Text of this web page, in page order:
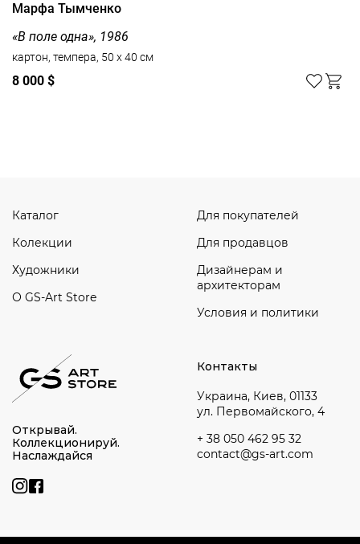
Марфа Тымченко
«В поле одна», 1986
картон, темпера, 50 x 40 см
8 000 $
Открывай.
Коллекционируй.
Наслаждайся
Контакты
Украина, Киев, 01133
ул. Первомайского, 4
+ 38 050 462 95 32
contact@gs-art.com
Каталог
Колекции
Художники
О GS-Art Store
Для покупателей
Для продавцов
Дизайнерам и
архитекторам
Условия и политики